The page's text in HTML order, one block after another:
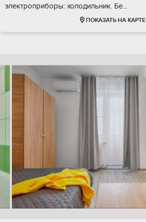
электроприборы: холодильник. Бе...
ПОКАЗАТЬ НА КАРТЕ